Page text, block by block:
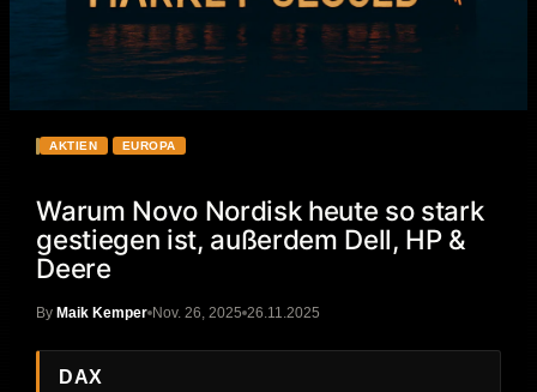
AKTIEN EUROPA
Warum Novo Nordisk heute so stark
gestiegen ist, außerdem Dell, HP &
Deere
ByMaik Kemper Nov. 26, 2025 26.11.2025
DAX